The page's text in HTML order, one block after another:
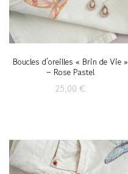
Boucles d’oreilles « Brin de Vie »
– Rose Pastel
25,00€